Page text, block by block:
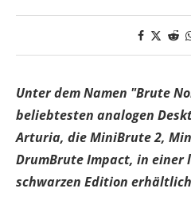
Unter dem Namen "Brute
beliebtesten analogen
Arturia, die MiniBrute 2,
DrumBrute Impact, in
schwarzen Edition